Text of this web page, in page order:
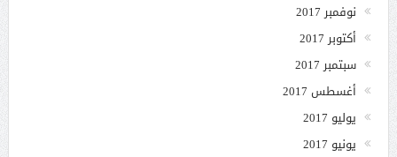
نوفمبر 2017
أكتوبر 2017
سبتمبر 2017
أغسطس 2017
يوليو 2017
يونيو 2017